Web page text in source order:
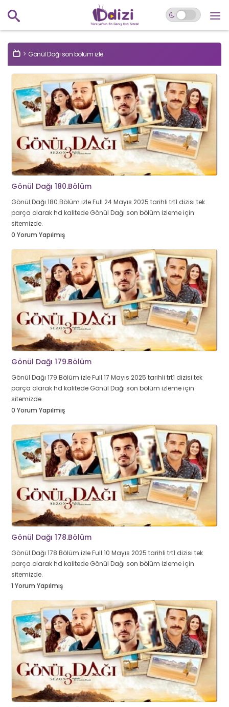
Gönül Dağı son bölüm izle
Gönül Dağı 180.Bölüm
Gönül Dağı 180.Bölüm izle Full 24 Mayıs 2025 tarihli trt1 dizisi tek
parça olarak hd kalitede Gönül Dağı son bölüm izleme için
sitemizde.
0 Yorum Yapılmış
Gönül Dağı 179.Bölüm
Gönül Dağı 179.Bölüm izle Full 17 Mayıs 2025 tarihli trt1 dizisi tek
parça olarak hd kalitede Gönül Dağı son bölüm izleme için
sitemizde.
0 Yorum Yapılmış
Gönül Dağı 178.Bölüm
Gönül Dağı 178.Bölüm izle Full 10 Mayıs 2025 tarihli trt1 dizisi tek
parça olarak hd kalitede Gönül Dağı son bölüm izleme için
sitemizde.
1 Yorum Yapılmış